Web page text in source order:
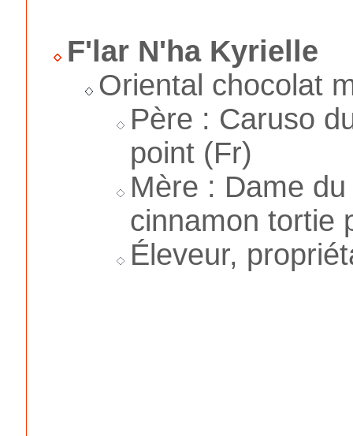
F'lar N'ha Kyrielle
Oriental chocolat
Père : Caruso
point (Fr)
Mère : Dame
cinnamon tortie
Éleveur,